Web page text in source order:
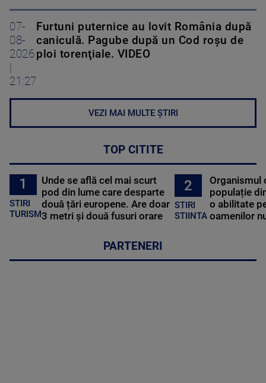
07-
08-
2026
21:27
Furtuni puternice au lovit România după
caniculă. Pagube după un Cod roşu de
ploi torenţiale. VIDEO
VEZI MAI MULTE ȘTIRI
TOP CITITE
1
STIRI
TURISM
Unde se află cel mai scurt
pod din lume care desparte
două țări europene. Are doar
3 metri și două fusuri orare
2
STIRI
STIINTA
Organismul
populație
o abilitate
oamenilor
PARTENERI